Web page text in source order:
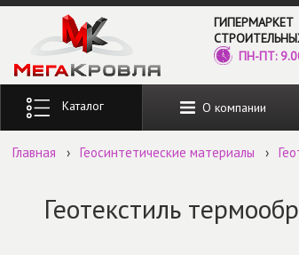
Перейти к основному содержанию
ГИПЕРМАРКЕТ
ПН-ПТ:
О компании
Введите ключевые слова для поиска
Главная › Геосинтетические материалы ›
Геотекстиль